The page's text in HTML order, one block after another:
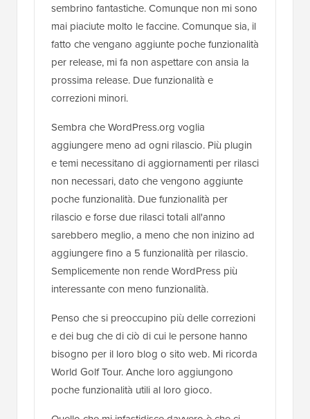
sembrino fantastiche. Comunque non mi sono
mai piaciute molto le faccine. Comunque sia, il
fatto che vengano aggiunte poche funzionalità
per release, mi fa non aspettare con ansia la
prossima release. Due funzionalità e
correzioni minori.
Sembra che WordPress.org voglia
aggiungere meno ad ogni rilascio. Più plugin
e temi necessitano di aggiornamenti per rilasci
non necessari, dato che vengono aggiunte
poche funzionalità. Due funzionalità per
rilascio e forse due rilasci totali all'anno
sarebbero meglio, a meno che non inizino ad
aggiungere fino a 5 funzionalità per rilascio.
Semplicemente non rende WordPress più
interessante con meno funzionalità.
Penso che si preoccupino più delle correzioni
e dei bug che di ciò di cui le persone hanno
bisogno per il loro blog o sito web. Mi ricorda
World Golf Tour. Anche loro aggiungono
poche funzionalità utili al loro gioco.